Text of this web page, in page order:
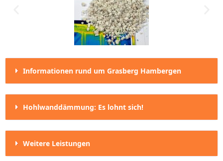
Informationen rund um Grasberg Hambergen
Hohlwanddämmung: Es lohnt sich!
Weitere Leistungen